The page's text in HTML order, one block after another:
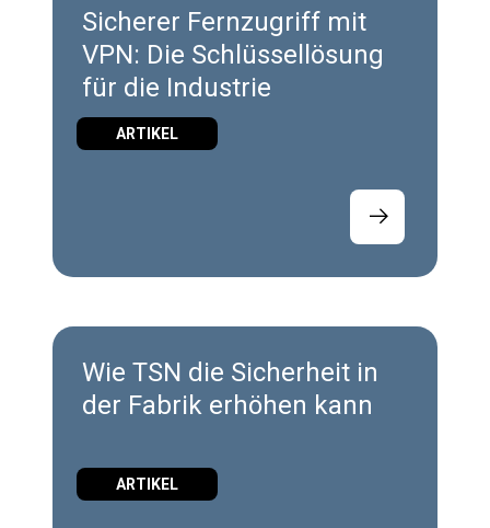
Sicherer Fernzugriff mit
VPN: Die Schlüssellösung
für die Industrie
ARTIKEL
Wie TSN die Sicherheit in
der Fabrik erhöhen kann
ARTIKEL